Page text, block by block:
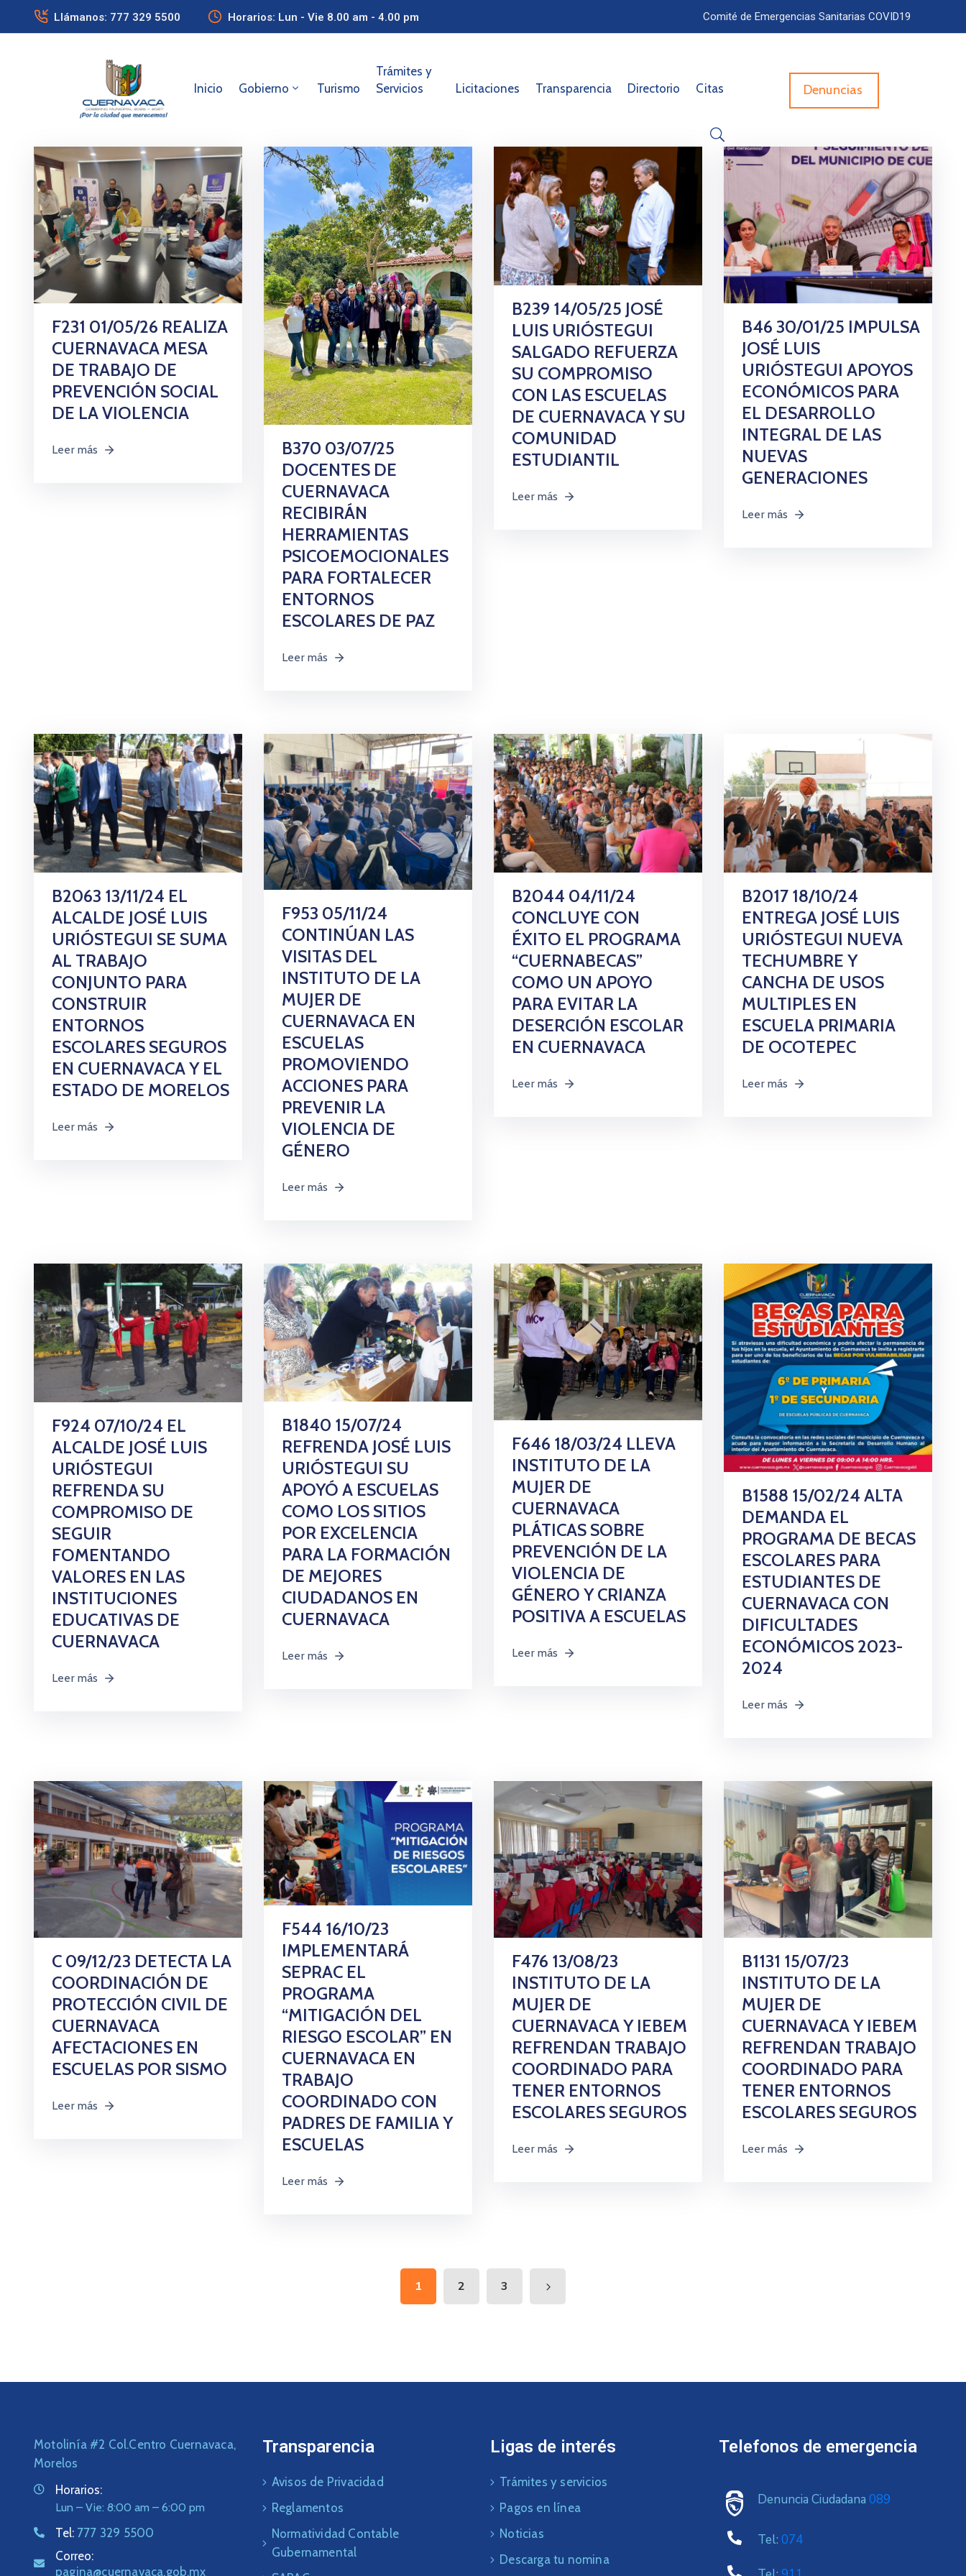
Llámanos: 777 329 5500 Horarios: Lun - Vie 8.00 am - 4.00 pm Comité de Emergencias Sanitarias COVID19
Inicio Gobierno Turismo
Trámites y
Servicios
Licitaciones Transparencia Directorio Citas Denuncias
F231 01/05/26 REALIZA
CUERNAVACA MESA
DE TRABAJO DE
PREVENCIÓN SOCIAL
DE LA VIOLENCIA
Leer más
B370 03/07/25
DOCENTES DE
CUERNAVACA
RECIBIRÁN
HERRAMIENTAS
PSICOEMOCIONALES
PARA FORTALECER
ENTORNOS
ESCOLARES DE PAZ
Leer más
B239 14/05/25 JOSÉ
LUIS URIÓSTEGUI
SALGADO REFUERZA
SU COMPROMISO
CON LAS ESCUELAS
DE CUERNAVACA Y SU
COMUNIDAD
ESTUDIANTIL
Leer más
B46 30/01/25 IMPULSA
JOSÉ LUIS
URIÓSTEGUI APOYOS
ECONÓMICOS PARA
EL DESARROLLO
INTEGRAL DE LAS
NUEVAS
GENERACIONES
Leer más
B2063 13/11/24 EL
ALCALDE JOSÉ LUIS
URIÓSTEGUI SE SUMA
AL TRABAJO
CONJUNTO PARA
CONSTRUIR
ENTORNOS
ESCOLARES SEGUROS
EN CUERNAVACA Y EL
ESTADO DE MORELOS
Leer más
F953 05/11/24
CONTINÚAN LAS
VISITAS DEL
INSTITUTO DE LA
MUJER DE
CUERNAVACA EN
ESCUELAS
PROMOVIENDO
ACCIONES PARA
PREVENIR LA
VIOLENCIA DE
GÉNERO
Leer más
B2044 04/11/24
CONCLUYE CON
ÉXITO EL PROGRAMA
“CUERNABECAS”
COMO UN APOYO
PARA EVITAR LA
DESERCIÓN ESCOLAR
EN CUERNAVACA
Leer más
B2017 18/10/24
ENTREGA JOSÉ LUIS
URIÓSTEGUI NUEVA
TECHUMBRE Y
CANCHA DE USOS
MULTIPLES EN
ESCUELA PRIMARIA
DE OCOTEPEC
Leer más
F924 07/10/24 EL
ALCALDE JOSÉ LUIS
URIÓSTEGUI
REFRENDA SU
COMPROMISO DE
SEGUIR
FOMENTANDO
VALORES EN LAS
INSTITUCIONES
EDUCATIVAS DE
CUERNAVACA
Leer más
B1840 15/07/24
REFRENDA JOSÉ LUIS
URIÓSTEGUI SU
APOYÓ A ESCUELAS
COMO LOS SITIOS
POR EXCELENCIA
PARA LA FORMACIÓN
DE MEJORES
CIUDADANOS EN
CUERNAVACA
Leer más
F646 18/03/24 LLEVA
INSTITUTO DE LA
MUJER DE
CUERNAVACA
PLÁTICAS SOBRE
PREVENCIÓN DE LA
VIOLENCIA DE
GÉNERO Y CRIANZA
POSITIVA A ESCUELAS
Leer más
B1588 15/02/24 ALTA
DEMANDA EL
PROGRAMA DE BECAS
ESCOLARES PARA
ESTUDIANTES DE
CUERNAVACA CON
DIFICULTADES
ECONÓMICOS 2023-
2024
Leer más
C 09/12/23 DETECTA LA
COORDINACIÓN DE
PROTECCIÓN CIVIL DE
CUERNAVACA
AFECTACIONES EN
ESCUELAS POR SISMO
Leer más
F544 16/10/23
IMPLEMENTARÁ
SEPRAC EL
PROGRAMA
“MITIGACIÓN DEL
RIESGO ESCOLAR” EN
CUERNAVACA EN
TRABAJO
COORDINADO CON
PADRES DE FAMILIA Y
ESCUELAS
Leer más
F476 13/08/23
INSTITUTO DE LA
MUJER DE
CUERNAVACA Y IEBEM
REFRENDAN TRABAJO
COORDINADO PARA
TENER ENTORNOS
ESCOLARES SEGUROS
Leer más
B1131 15/07/23
INSTITUTO DE LA
MUJER DE
CUERNAVACA Y IEBEM
REFRENDAN TRABAJO
COORDINADO PARA
TENER ENTORNOS
ESCOLARES SEGUROS
Leer más
1 2 3
Motolinía #2 Col.Centro Cuernavaca,
Morelos
Horarios:
Lun – Vie: 8:00 am – 6:00 pm
Tel: 777 329 5500
Correo:
pagina@cuernavaca.gob.mx
Transparencia
Avisos de Privacidad
Reglamentos
Normatividad Contable
Gubernamental
Ligas de interés
Trámites y servicios
Pagos en línea
Noticias
Descarga tu nomina
Telefonos de emergencia
Denuncia Ciudadana 089
Tel: 074